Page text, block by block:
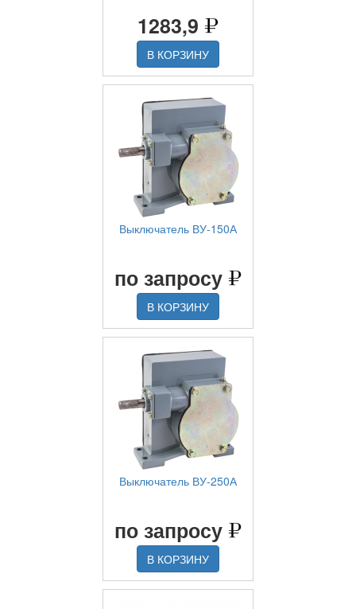
1283,9
В КОРЗИНУ
Выключатель ВУ-150А
по запросу
В КОРЗИНУ
Выключатель ВУ-250А
по запросу
В КОРЗИНУ